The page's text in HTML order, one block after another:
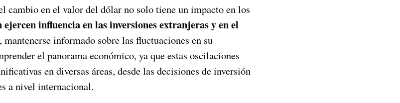
cambio en el valor del dólar no solo tiene un impacto en los
ejercen influencia en las inversiones extranjeras y en el
mantenerse informado sobre las fluctuaciones en su
el panorama económico, ya que estas oscilaciones
en diversas áreas, desde las decisiones de inversión
a nivel internacional.